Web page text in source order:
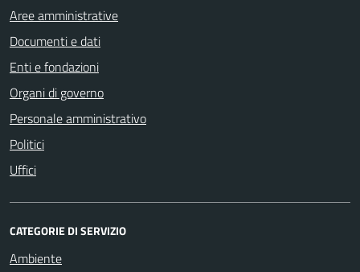
Aree amministrative
Documenti e dati
Enti e fondazioni
Organi di governo
Personale amministrativo
Politici
Uffici
CATEGORIE DI SERVIZIO
Ambiente